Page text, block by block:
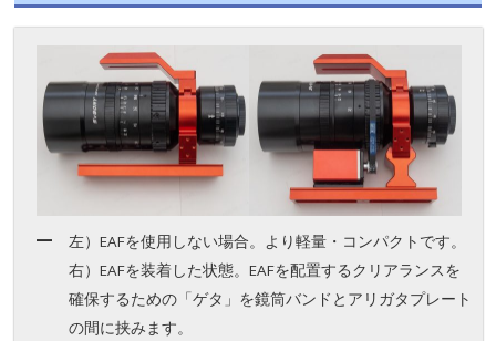
左）EAFを使用しない場合。より軽量・コンパクトです。
右）EAFを装着した状態。EAFを配置するクリアランスを
確保するための「ゲタ」を鏡筒バンドとアリガタプレート
の間に挟みます。